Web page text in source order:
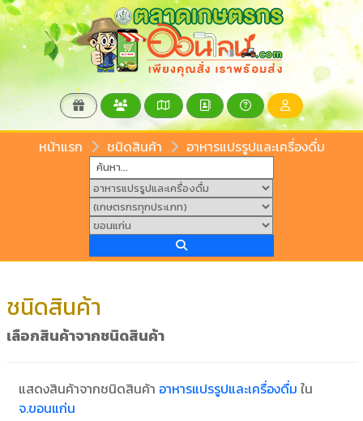
หน้าแรก ชนิดสินค้า อาหารแปรรูปและเครื่องดื่ม
ชนิดสินค้า
เลือกสินค้าจากชนิดสินค้า
แสดงสินค้าจากชนิดสินค้า อาหารแปรรูปและเครื่องดื่ม ใน
จ.ขอนแก่น